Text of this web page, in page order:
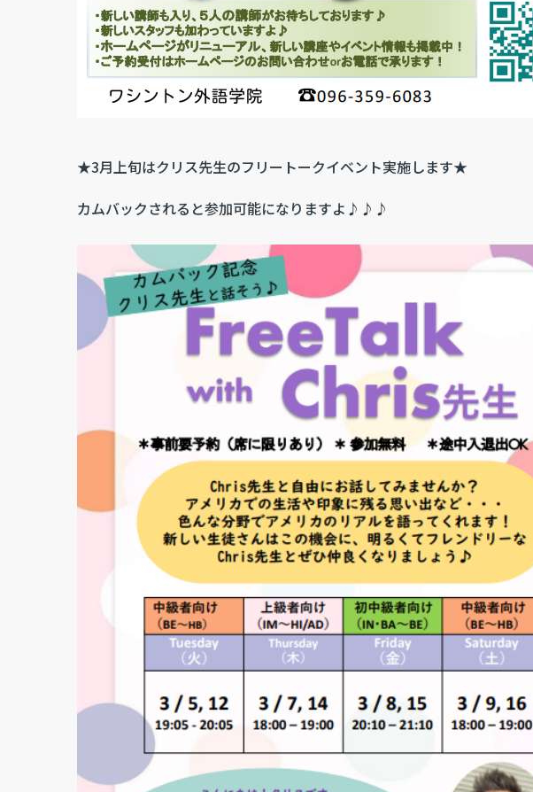
★3月上旬はクリス先生のフリートークイベント実施します★
カムバックされると参加可能になりますよ♪♪♪